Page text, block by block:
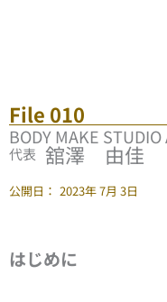
File 010
BODY MAKE
代表 舘澤 由佳
公開日： 2023年 7月 3日
はじめに